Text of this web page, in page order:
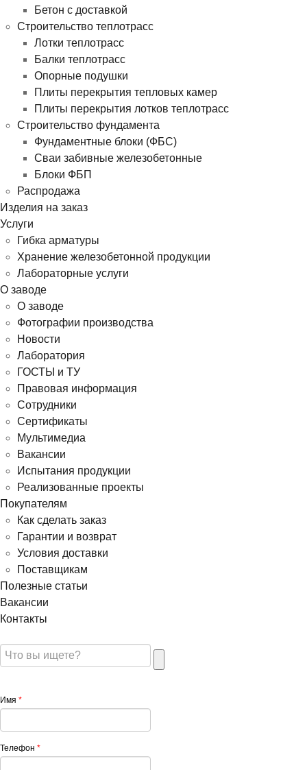
Бетон с доставкой
Строительство теплотрасс
Лотки теплотрасс
Балки теплотрасс
Опорные подушки
Плиты перекрытия тепловых камер
Плиты перекрытия лотков теплотрасс
Строительство фундамента
Фундаментные блоки (ФБС)
Сваи забивные железобетонные
Блоки ФБП
Распродажа
Изделия на заказ
Услуги
Гибка арматуры
Хранение железобетонной продукции
Лабораторные услуги
О заводе
О заводе
Фотографии производства
Новости
Лаборатория
ГОСТЫ и ТУ
Правовая информация
Сотрудники
Сертификаты
Мультимедиа
Вакансии
Испытания продукции
Реализованные проекты
Покупателям
Как сделать заказ
Гарантии и возврат
Условия доставки
Поставщикам
Полезные статьи
Вакансии
Контакты
Имя *
Телефон *